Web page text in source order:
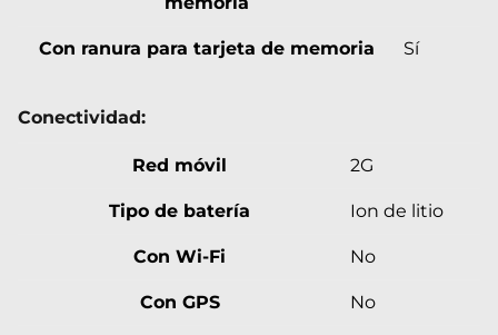
Con ranura para tarjeta de memoria Sí
Conectividad:
Red móvil 2G
Tipo de batería Ion de litio
Con Wi-Fi No
Con GPS No